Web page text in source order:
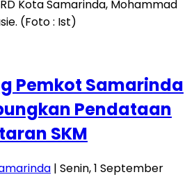
Pemkot Samarinda
Pendataan
SKM
| Senin, 1 September